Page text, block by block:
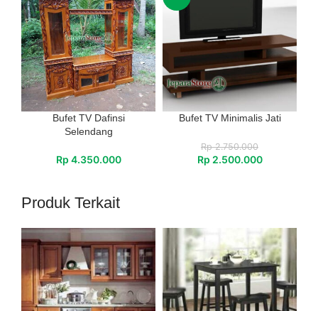
Bufet TV Dafinsi
Selendang
Rp 4.350.000
Bufet TV Minimalis Jati
Rp2.750.000
Rp 2.500.000
Produk Terkait